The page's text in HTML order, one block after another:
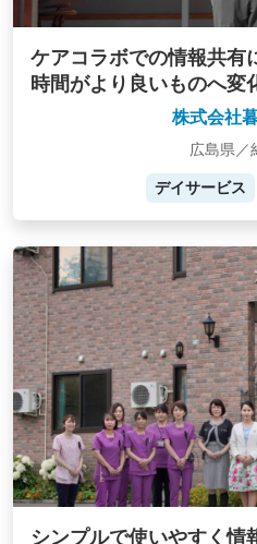
ケアコラボでの情報共有
時間がより良いものへ変
株式会社
広島県／
デイサービス
シンプルで使いやすく情